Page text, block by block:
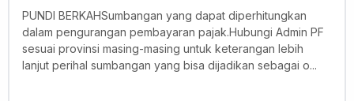
PUNDI BERKAHSumbangan yang dapat diperhitungkan
dalam pengurangan pembayaran pajak.Hubungi Admin PF
sesuai provinsi masing-masing untuk keterangan lebih
lanjut perihal sumbangan yang bisa dijadikan sebagai o...